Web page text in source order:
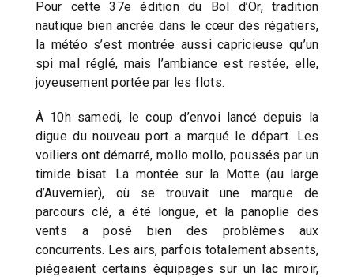
Pour cette 37e édition du Bol d’Or, tradition
nautique bien ancrée dans le cœur des régatiers,
la météo s’est montrée aussi capricieuse qu’un
spi mal réglé, mais l’ambiance est restée, elle,
joyeusement portée par les flots.
À 10h samedi, le coup d’envoi lancé depuis la
digue du nouveau port a marqué le départ. Les
voiliers ont démarré, mollo mollo, poussés par un
timide bisat. La montée sur la Motte (au large
d’Auvernier), où se trouvait une marque de
parcours clé, a été longue, et la panoplie des
vents a posé bien des problèmes aux
concurrents. Les airs, parfois totalement absents,
piégeaient certains équipages sur un lac miroir,